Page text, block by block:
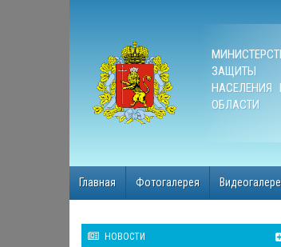
ЗАЩИТЫ
НАСЕЛЕНИЯ
ОБЛАСТИ
Главная Фотогалерея
НОВОСТИ